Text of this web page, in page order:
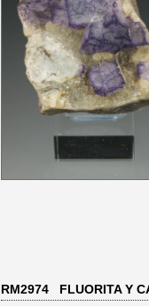
RM2974 FLUORITA Y